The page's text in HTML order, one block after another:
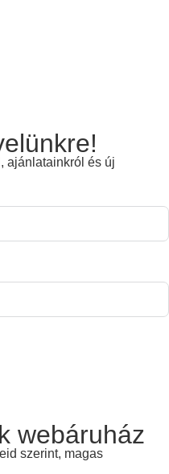
ajánlatainkról és új
webáruház
szerint, magas